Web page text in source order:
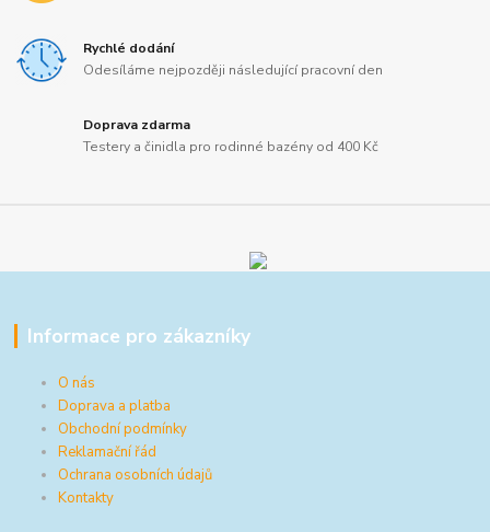
Rychlé dodání
Odesíláme nejpozději následující pracovní den
Doprava zdarma
Testery a činidla pro rodinné bazény od 400 Kč
Informace pro zákazníky
O nás
Doprava a platba
Obchodní podmínky
Reklamační řád
Ochrana osobních údajů
Kontakty